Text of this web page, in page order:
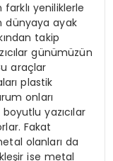
yeniliklerle
dünyaya ayak
takip
günümüzün
araçlar
plastik
onları
yazıcılar
Fakat
olanları da
ise metal